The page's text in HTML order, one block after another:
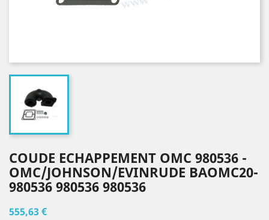
COUDE ECHAPPEMENT OMC 980536 -
OMC/JOHNSON/EVINRUDE BAOMC20-
980536 980536 980536
555,63 €